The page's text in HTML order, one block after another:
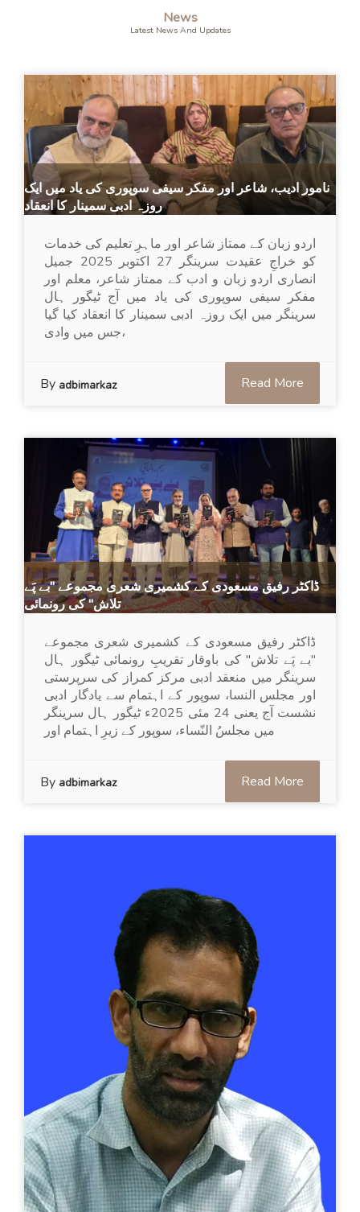
News
Latest News And Updates
نامور ادیب، شاعر اور مفکر سیفی سوپوری کی یاد میں ایک
روزہ ادبی سمینار کا انعقاد
اردو زبان کے ممتاز شاعر اور ماہرِ تعلیم کی خدمات
کو خراجِ عقیدت سرینگر 27 اکتوبر 2025 جمیل
انصاری اردو زبان و ادب کے ممتاز شاعر، معلم اور
مفکر سیفی سوپوری کی یاد میں آج ٹیگور ہال
سرینگر میں ایک روزہ ادبی سمینار کا انعقاد کیا گیا
،جس میں وادی
By adbimarkaz Read More
ڈاکٹر رفیق مسعودی کے کشمیری شعری مجموعے "بے پَے
تلاش" کی رونمائی
ڈاکٹر رفیق مسعودی کے کشمیری شعری مجموعے
"بے پَے تلاش" کی باوقار تقریبِ رونمائی ٹیگور ہال
سرینگر میں منعقد ادبی مرکز کمراز کی سرپرستی
اور مجلس النسا، سوپور کے اہتمام سے یادگار ادبی
نشست آج یعنی 24 مئی 2025ء ٹیگور ہال سرینگر
میں مجلسُ النّساء، سوپور کے زیرِ اہتمام اور
By adbimarkaz Read More